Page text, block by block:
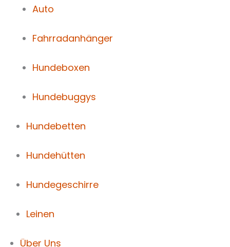
Auto
Fahrradanhänger
Hundeboxen
Hundebuggys
Hundebetten
Hundehütten
Hundegeschirre
Leinen
Über Uns